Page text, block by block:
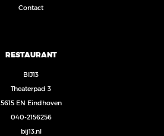
Contact
RESTAURANT
BIJ13
Theaterpad 3
5615 EN Eindhoven
040-2156256
bij13.nl